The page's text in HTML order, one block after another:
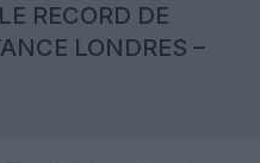
RECORD DE
LONDRES –